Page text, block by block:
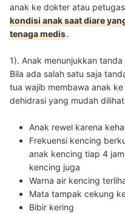
anak ke dokter atau
kondisi anak saat diare
tenaga medis.
1). Anak menunjukkan
Bila ada salah satu saja
tua wajib membawa anak
dehidrasi yang mudah
Anak rewel karena
Frekuensi kencing
anak kencing tiap 4
kencing juga
Warna air kencing
Mata tampak cekung
Bibir kering